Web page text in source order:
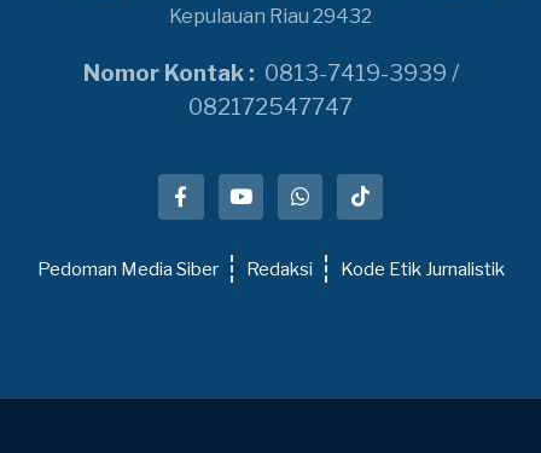
Kepulauan Riau 29432
Nomor Kontak : 0813-7419-3939 /
082172547747
Pedoman Media Siber Redaksi Kode Etik Jurnalistik